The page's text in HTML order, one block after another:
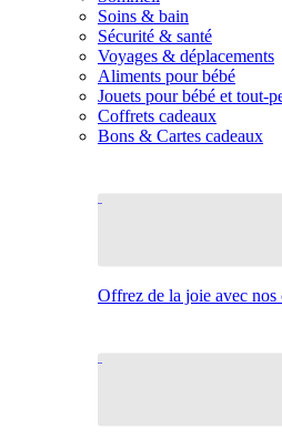
Soins & bain
Sécurité & santé
Voyages & déplacements
Aliments pour bébé
Jouets pour bébé et tout-
Coffrets cadeaux
Bons & Cartes cadeaux
Offrez de la joie avec nos